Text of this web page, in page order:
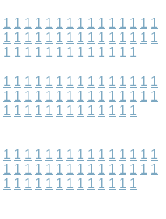
1 1 1 1 1 1 1 1 1 1 1 1 1 1 1
1 1 1 1 1 1 1 1 1 1 1 1 1 1 1
1 1 1 1 1 1 1 1 1 1 1 1 1
1 1 1 1 1 1 1 1 1 1 1 1 1 1 1
1 1 1 1 1 1 1 1 1 1 1 1 1 1 1
1 1 1 1 1 1 1 1 1 1 1 1 1
1 1 1 1 1 1 1 1 1 1 1 1 1 1 1
1 1 1 1 1 1 1 1 1 1 1 1 1 1 1
1 1 1 1 1 1 1 1 1 1 1 1 1